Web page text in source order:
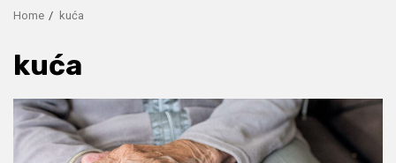
Home kuća
kuća